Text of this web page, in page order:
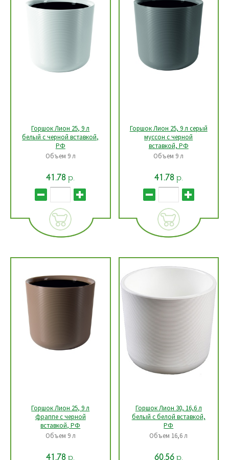
Горшок Лион 25, 9 л
белый c черной вставкой,
РФ
Объем 9 л
41.78р.
Горшок Лион 25, 9 л серый
муссон c черной
вставкой, РФ
Объем 9 л
41.78р.
Горшок Лион 25, 9 л
фраппе c черной
вставкой, РФ
Объем 9 л
41.78р.
Горшок Лион 30, 16,6 л
белый c белой вставкой,
РФ
Объем 16,6 л
60.56р.